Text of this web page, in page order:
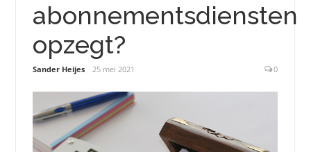
abonnementsdiensten
opzegt?
Sander Heijes 25 mei 2021 0